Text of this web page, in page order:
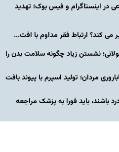
اینستاگرام و فیس بوک؛ تهدید
می کند؟ ارتباط فقر مداوم با افت...
نشستن زیاد چگونه سلامت بدن را
مردان؛ تولید اسپرم با پیوند بافت
باشند، باید فورا به پزشک مراجعه